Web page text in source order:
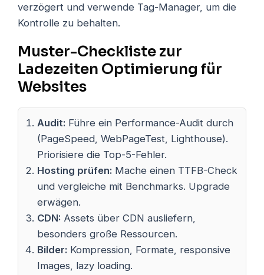
verzögert und verwende Tag-Manager, um die
Kontrolle zu behalten.
Muster-Checkliste zur
Ladezeiten Optimierung für
Websites
Audit: Führe ein Performance-Audit durch
(PageSpeed, WebPageTest, Lighthouse).
Priorisiere die Top-5-Fehler.
Hosting prüfen: Mache einen TTFB-Check
und vergleiche mit Benchmarks. Upgrade
erwägen.
CDN: Assets über CDN ausliefern,
besonders große Ressourcen.
Bilder: Kompression, Formate, responsive
Images, lazy loading.